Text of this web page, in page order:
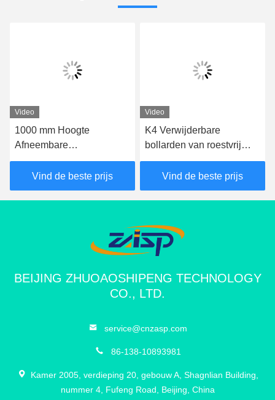
Video
1000 mm Hoogte
Afneembare
veiligheidsbollarden
Afneembare
verkeersbollarden 350
mm Diepte
Vind de beste prijs
Video
K4 Verwijderbare
bollarden van roestvrij
staal met een IWA14-1-
certificering
Vind de beste prijs
BEIJING ZHUOAOSHIPENG TECHNOLOGY
CO., LTD.
service@cnzasp.com
86-138-10893981
Kamer 2005, verdieping 20, gebouw A, Shagnlian Building,
nummer 4, Fufeng Road, Beijing, China